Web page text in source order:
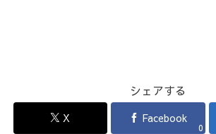
シェアする
X Facebook
0